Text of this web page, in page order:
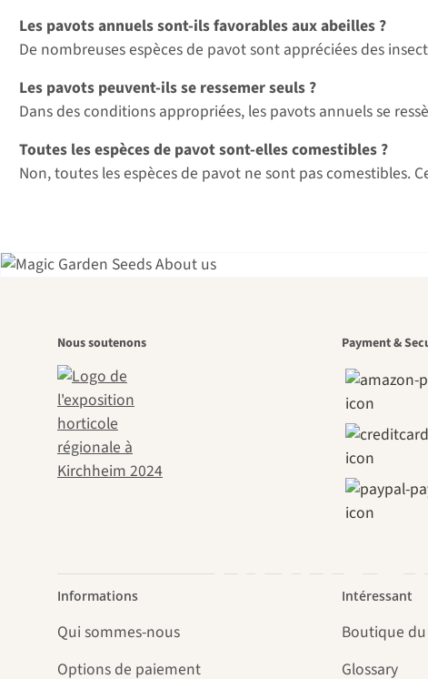
Les pavots annuels sont-ils favorables aux abeilles ?
De nombreuses espèces de pavot sont appréciées des
Les pavots peuvent-ils se ressemer seuls ?
Dans des conditions appropriées, les pavots annuels se
Toutes les espèces de pavot sont-elles comestibles ?
Non, toutes les espèces de pavot ne sont pas comestibles.
nous-
Nous soutenons Payment &
Informations
Qui sommes-nous
Options de paiement
Intéressant
Boutique
Glossary